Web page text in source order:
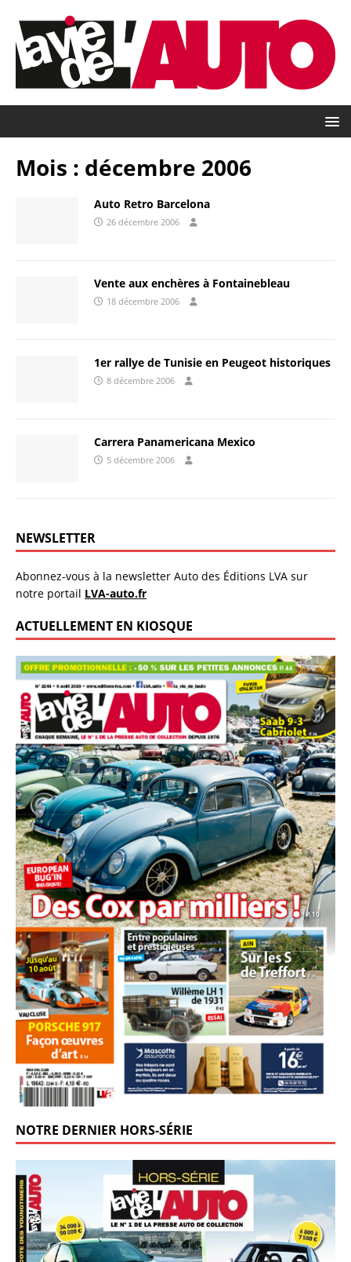
Mois : décembre 2006
Auto Retro Barcelona
26 décembre 2006
Vente aux enchères à Fontainebleau
18 décembre 2006
1er rallye de Tunisie en Peugeot historiques
8 décembre 2006
Carrera Panamericana Mexico
5 décembre 2006
NEWSLETTER
Abonnez-vous à la newsletter Auto des Éditions LVA sur
notre portail LVA-auto.fr
ACTUELLEMENT EN KIOSQUE
NOTRE DERNIER HORS-SÉRIE